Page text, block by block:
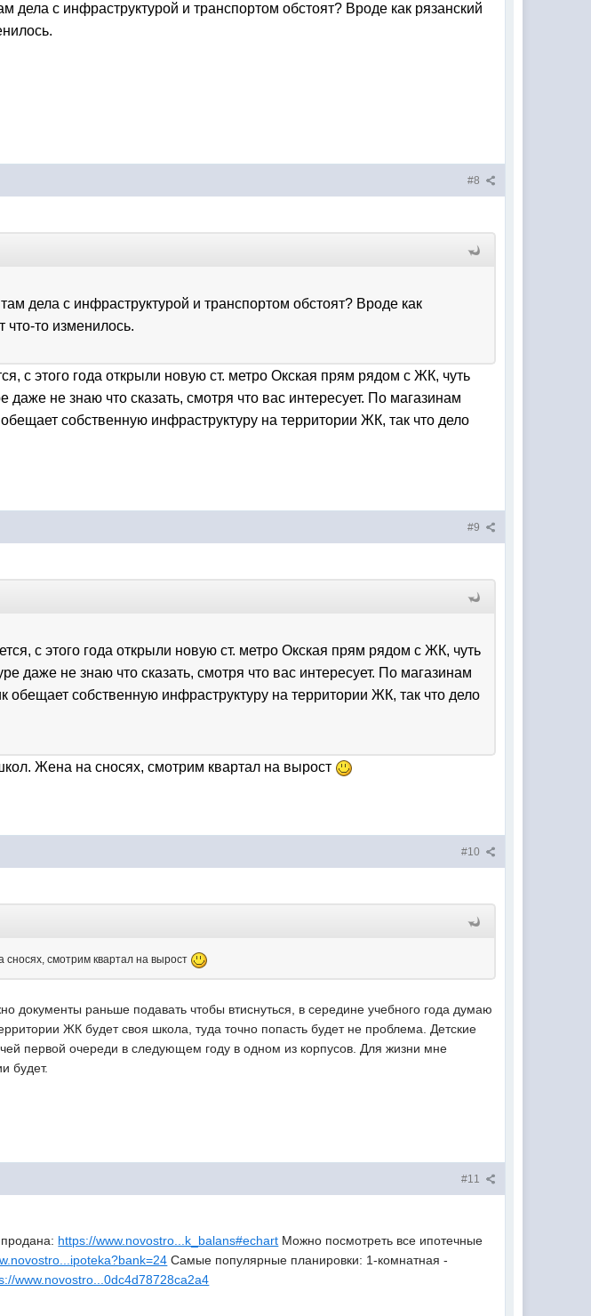
дела с инфраструктурой и транспортом обстоят? Вроде как рязанский
#8
дела с инфраструктурой и транспортом обстоят? Вроде как
что-то изменилось.
с этого года открыли новую ст. метро Окская прям рядом с ЖК, чуть
не знаю что сказать, смотря что вас интересует. По магазинам
собственную инфраструктуру на территории ЖК, так что дело
#9
с этого года открыли новую ст. метро Окская прям рядом с ЖК, чуть
даже не знаю что сказать, смотря что вас интересует. По магазинам
собственную инфраструктуру на территории ЖК, так что дело
Жена на сносях, смотрим квартал на вырост
#10
сносях, смотрим квартал на вырост
документы раньше подавать чтобы втиснуться, в середине учебного года думаю
ЖК будет своя школа, туда точно попасть будет не проблема. Детские
первой очереди в следующем году в одном из корпусов. Для жизни мне
будет.
#11
https://www.novostro...k_balans#echart Можно посмотреть все ипотечные
Самые популярные планировки: 1-комнатная -
www.novostro...0dc4d78728ca2a4